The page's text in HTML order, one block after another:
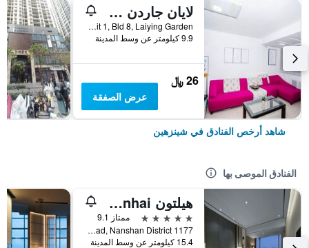
لايان جاردن سيتي هوستل
Rm 702, Unit 1, Bld 8, Laiying Garden, شينزهين, الصين
9.9 كيلومتر عن وسط المدينة
26 ﷼
عرض الصفقة
شاهد أرخص الفنادق في شينزهين
الفنادق الموصى بها
هيلتون Shenzhen Shekou Nanhai
5 نجوم
ممتاز 9.1
1177 Wanghai Road, Nanshan District, شينزهين, الصين
15.4 كيلومتر عن وسط المدينة